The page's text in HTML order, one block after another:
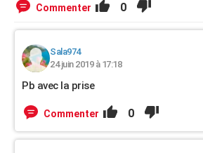
Commenter 0
Sala974
24 juin 2019 à 17:18
Pb avec la prise
Commenter 0